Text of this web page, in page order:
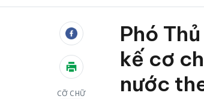
CỠ CHỮ
Phó
kế cơ
nước